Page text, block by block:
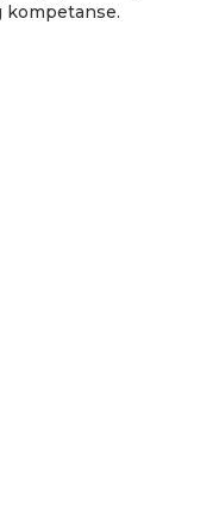
kompetanse.